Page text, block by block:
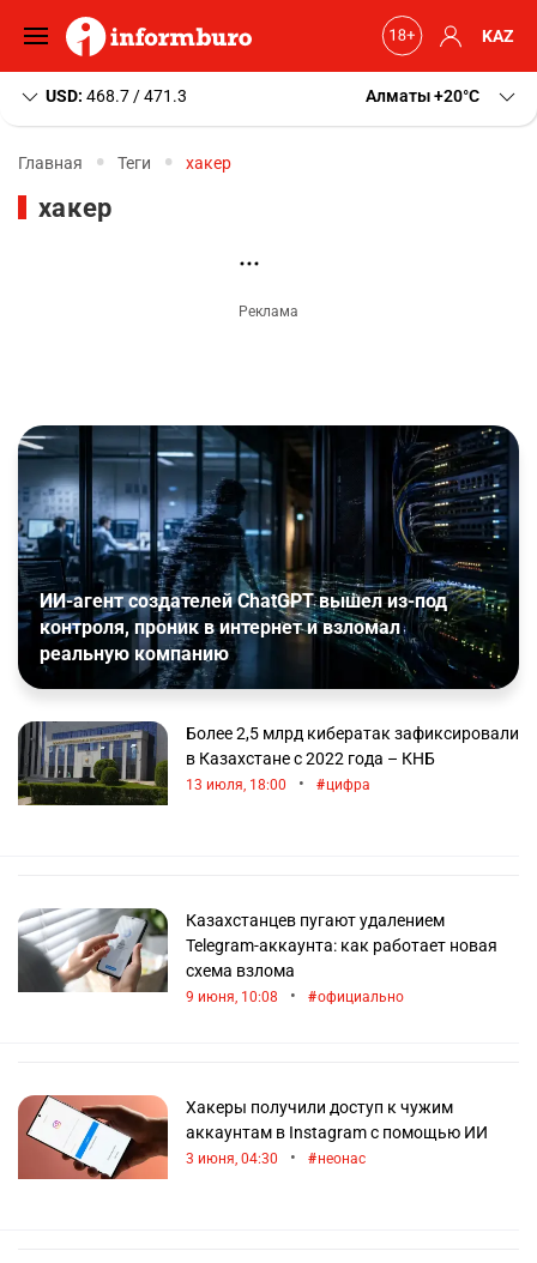
KAZ
USD: 468.7 / 471.3 Алматы+20 C
Главная Теги хакер
хакер
ИИ-агент создателей ChatGPT вышел из-под
контроля, проник в интернет и взломал
реальную компанию
Более 2,5 млрд кибератак зафиксировали
в Казахстане с 2022 года – КНБ
13 июля, 18:00 • цифра
Казахстанцев пугают удалением
Telegram-аккаунта: как работает новая
схема взлома
9 июня, 10:08 • официально
Хакеры получили доступ к чужим
аккаунтам в Instagram с помощью ИИ
3 июня, 04:30 • неонас